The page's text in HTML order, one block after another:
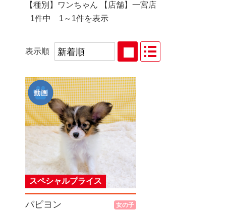
【種別】ワンちゃん 【店舗】一宮店
1件中 1～1件を表示
表示順
パピヨン 女の子
スペシャルプライス